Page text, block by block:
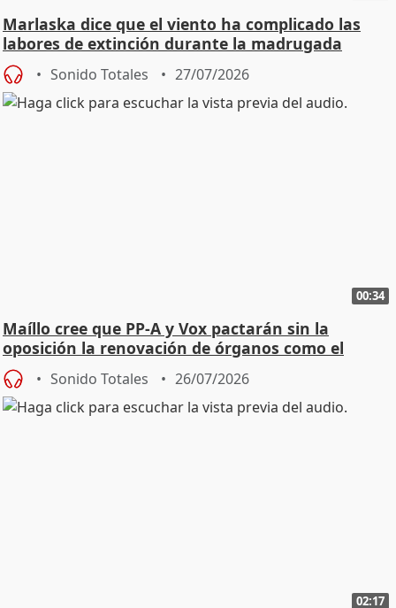
Marlaska dice que el viento ha complicado las
labores de extinción durante la madrugada
Sonido Totales 27/07/2026
00:34
Maíllo cree que PP-A y Vox pactarán sin la
oposición la renovación de órganos como el
Defensor
Sonido Totales 26/07/2026
02:17